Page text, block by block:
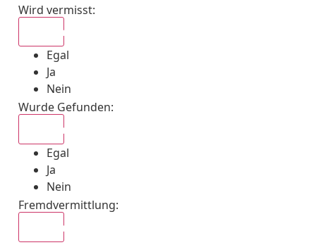
Wird vermisst:
Egal
Ja
Nein
Wurde Gefunden:
Egal
Ja
Nein
Fremdvermittlung: